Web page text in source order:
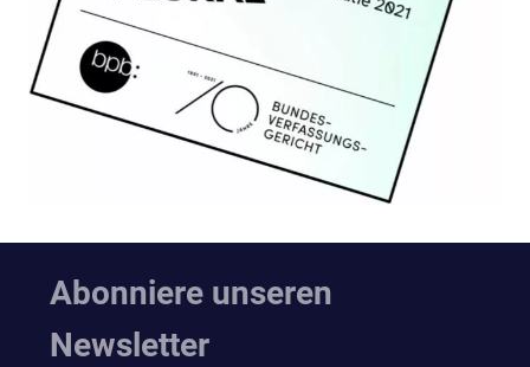
Abonniere unseren
Newsletter